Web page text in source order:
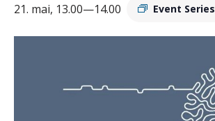
21. mai, 13.00—14.00 Event Series